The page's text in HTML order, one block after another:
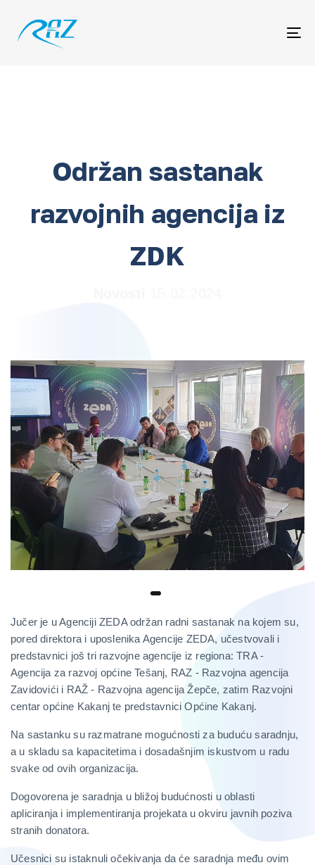
Održan sastanak
razvojnih agencija iz
ZDK
Jučer je u Agenciji ZEDA održan radni sastanak na kojem su,
pored direktora i uposlenika Agencije ZEDA, učestvovali i
predstavnici još tri razvojne agencije iz regiona: TRA -
Agencija za razvoj općine Tešanj, RAZ - Razvojna agencija
Zavidovići i RAŽ - Razvojna agencija Žepče, zatim Razvojni
centar općine Kakanj te predstavnici Općine Kakanj.
Na sastanku su razmatrane mogućnosti za buduću saradnju,
a u skladu sa kapacitetima i dosadašnjim iskustvom u radu
svake od ovih organizacija.
Dogovorena je saradnja u bližoj budućnosti u oblasti
apliciranja i implementiranja projekata u okviru javnih poziva
stranih donatora.
Učesnici su istaknuli očekivanja da će saradnja među ovim